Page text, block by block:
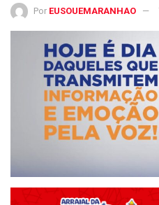
Por EUSOUEMARANHAO